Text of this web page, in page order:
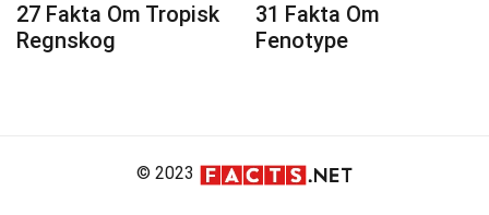
27 Fakta Om Tropisk
Regnskog
31 Fakta Om
Fenotype
© 2023